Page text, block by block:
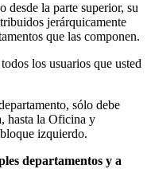
desde la parte superior, su
jerárquicamente
que las componen.
los usuarios que usted
sólo debe
hasta la Oficina y
izquierdo.
departamentos y a